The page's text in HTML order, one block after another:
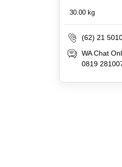
30.00 kg
(62) 21
WA Chat
0819